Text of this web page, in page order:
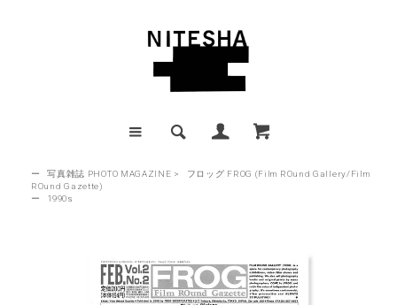
ー 写真雑誌 PHOTO MAGAZINE >
フロッグ FROG (Film ROund Gallery/Film
ROund Gazette)
ー
1990s